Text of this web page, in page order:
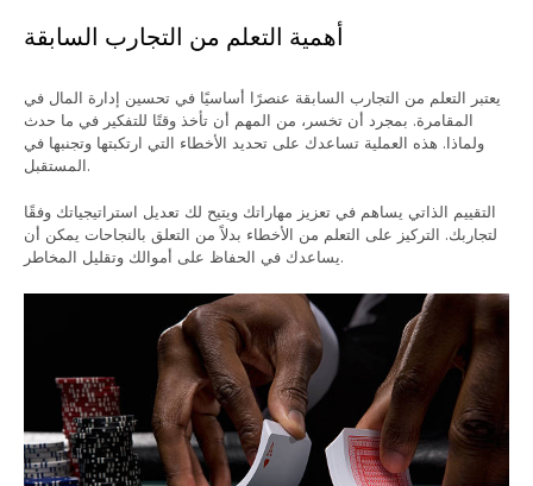
أهمية التعلم من التجارب السابقة
يعتبر التعلم من التجارب السابقة عنصرًا أساسيًا في تحسين إدارة المال في
المقامرة. بمجرد أن تخسر، من المهم أن تأخذ وقتًا للتفكير في ما حدث
ولماذا. هذه العملية تساعدك على تحديد الأخطاء التي ارتكبتها وتجنبها في
المستقبل.
التقييم الذاتي يساهم في تعزيز مهاراتك ويتيح لك تعديل استراتيجياتك وفقًا
لتجاربك. التركيز على التعلم من الأخطاء بدلاً من التعلق بالنجاحات يمكن أن
يساعدك في الحفاظ على أموالك وتقليل المخاطر.